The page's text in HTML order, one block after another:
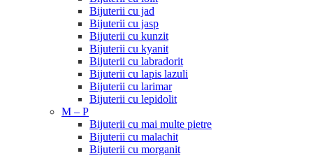
Bijuterii cu jad
Bijuterii cu jasp
Bijuterii cu kunzit
Bijuterii cu kyanit
Bijuterii cu labradorit
Bijuterii cu lapis lazuli
Bijuterii cu larimar
Bijuterii cu lepidolit
M – P
Bijuterii cu mai multe pietre
Bijuterii cu malachit
Bijuterii cu morganit